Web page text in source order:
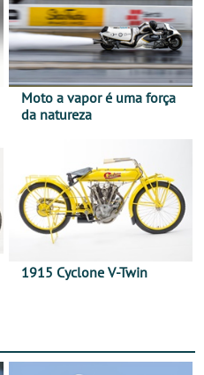
Moto a vapor é uma força
da natureza
1915 Cyclone V-Twin